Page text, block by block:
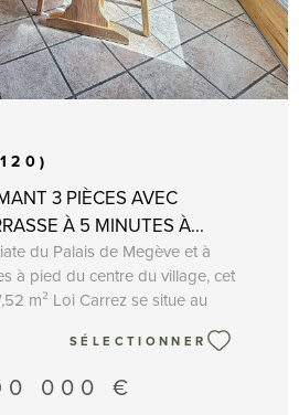
3 PIÈCES AVEC
À 5 MINUTES À...
du Palais de Megève et à
à pied du centre du village, cet
m² Loi Carrez se situe au
un cadre de vie agréable et
à une cuisine
SÉLECTIONNER
000 €